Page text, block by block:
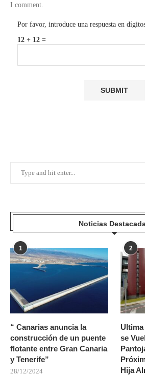
I comment.
Por favor, introduce una respuesta en
12 + 12 =
Noticias
1
“ Canarias anuncia la
construcción de un puente
flotante entre Gran Canaria
y Tenerife”
28/12/2024
2
se
Hija